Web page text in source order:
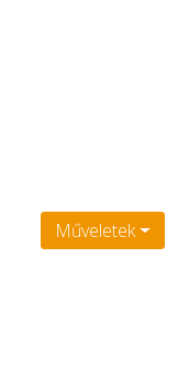
Műveletek